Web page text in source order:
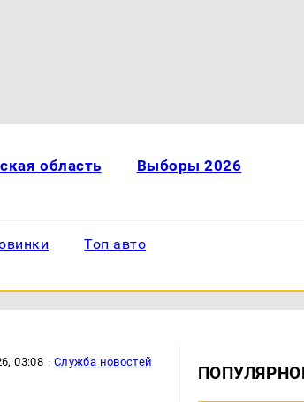
область Выборы 2026
Топ авто
03:08 · Служба новостей